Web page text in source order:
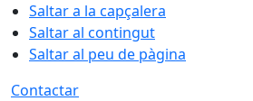
Saltar a la capçalera
Saltar al contingut
Saltar al peu de pàgina
Contactar